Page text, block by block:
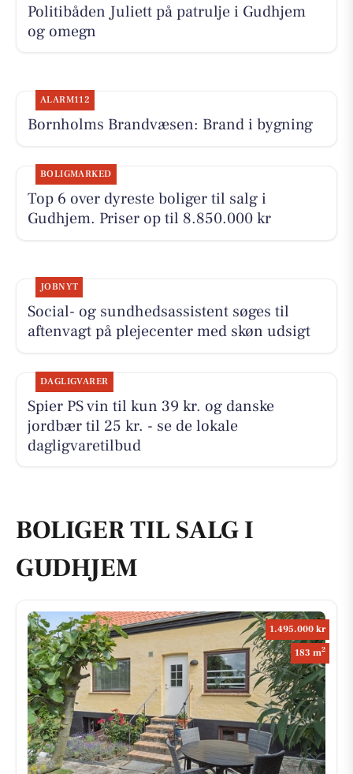
Politibåden Juliett på patrulje i Gudhjem
og omegn
ALARM112
Bornholms Brandvæsen: Brand i bygning
BOLIGMARKED
Top 6 over dyreste boliger til salg i
Gudhjem. Priser op til 8.850.000 kr
JOBNYT
Social- og sundhedsassistent søges til
aftenvagt på plejecenter med skøn udsigt
DAGLIGVARER
Spier PS vin til kun 39 kr. og danske
jordbær til 25 kr. - se de lokale
dagligvaretilbud
BOLIGER TIL SALG I
GUDHJEM
1.495.000 kr
183 m2